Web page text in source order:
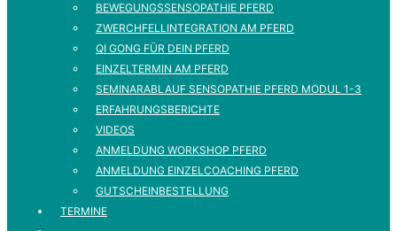
BEWEGUNGSSENSOPATHIE PFERD
ZWERCHFELLINTEGRATION AM PFERD
QI GONG FÜR DEIN PFERD
EINZELTERMIN AM PFERD
SEMINARABLAUF SENSOPATHIE PFERD MODUL 1-3
ERFAHRUNGSBERICHTE
VIDEOS
ANMELDUNG WORKSHOP PFERD
ANMELDUNG EINZELCOACHING PFERD
GUTSCHEINBESTELLUNG
TERMINE